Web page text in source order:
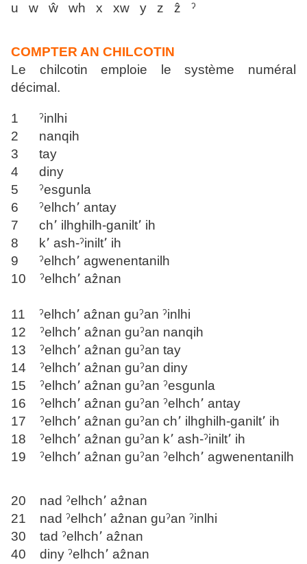
u w ŵ wh x xw y z ẑ ˀ
COMPTER AN CHILCOTIN
Le chilcotin emploie le système numéral
décimal.
1 ˀinlhi
2 nanqih
3 tay
4 diny
5 ˀesgunla
6 ˀelhch՚ antay
7 ch՚ ilhghilh-ganilt՚ ih
8 k՚ ash-ˀinilt՚ ih
9 ˀelhch՚ agwenentanilh
10 ˀelhch՚ aẑnan
11 ˀelhch՚ aẑnan guˀan ˀinlhi
12 ˀelhch՚ aẑnan guˀan nanqih
13 ˀelhch՚ aẑnan guˀan tay
14 ˀelhch՚ aẑnan guˀan diny
15 ˀelhch՚ aẑnan guˀan ˀesgunla
16 ˀelhch՚ aẑnan guˀan ˀelhch՚ antay
17 ˀelhch՚ aẑnan guˀan ch՚ ilhghilh-ganilt՚ ih
18 ˀelhch՚ aẑnan guˀan k՚ ash-ˀinilt՚ ih
19 ˀelhch՚ aẑnan guˀan ˀelhch՚ agwenentanilh
20 nad ˀelhch՚ aẑnan
21 nad ˀelhch՚ aẑnan guˀan ˀinlhi
30 tad ˀelhch՚ aẑnan
40 diny ˀelhch՚ aẑnan